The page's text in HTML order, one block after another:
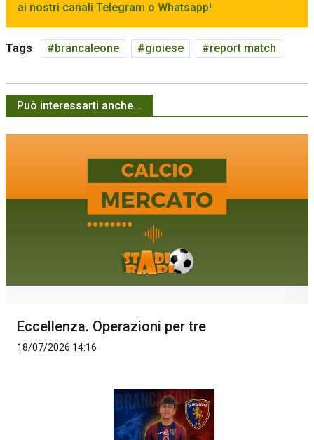
ai nostri canali Telegram o Whatsapp!
Tags brancaleone gioiese report match
Può interessarti anche...
Eccellenza. Operazioni per tre
18/07/2026 14:16